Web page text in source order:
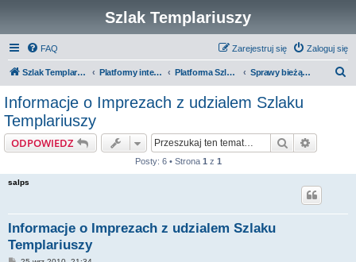
Szlak Templariuszy
FAQ Zaloguj się
Zarejestruj się
Szlak Templariuszy Platformy interaktywne Szlaku Templariuszy Platforma Szlak Templariuszy Sprawy bieżące i różne
Informacje o Imprezach z udzialem Szlaku
Templariuszy
ODPOWIEDZ Szukaj
Posty: 6 • Strona 1 z 1
salps
Informacje o Imprezach z udzialem Szlaku
Templariuszy